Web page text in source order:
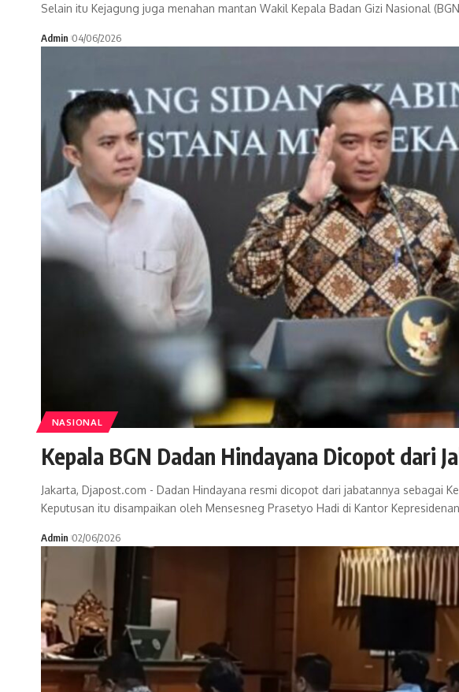
Selain itu Kejagung juga menahan mantan Wakil Kepala Badan Gizi Nasional
Admin 04/06/2026
NASIONAL
Kepala BGN Dadan Hindayana Dicopot dari
Jakarta, Djapost.com - Dadan Hindayana resmi dicopot dari jabatannya sebagai
Keputusan itu disampaikan oleh Mensesneg Prasetyo Hadi di Kantor
Admin 02/06/2026